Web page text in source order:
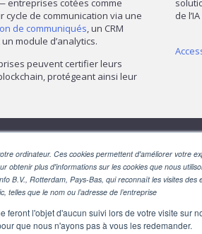
ordinateur. Ces cookies permettent d'améliorer votre
obtenir plus d'informations sur les cookies que nous
B.V., Rotterdam, Pays-Bas, qui reconnaît les visites
telles que le nom ou l’adresse de l’entreprise
feront l'objet d'aucun suivi lors de votre visite sur
que nous n'ayons pas à vous les redemander.
entreprises cotées comme
de communication via une
de communiqués, un CRM
module d’analytics.
peuvent certifier leurs
protégeant ainsi leur
de
SUIVEZ-